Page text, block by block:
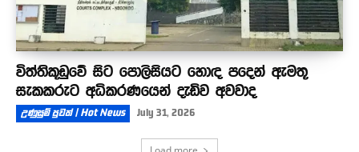
විත්තිකූඩුවේ සිට පොලිසියට හොඳ පදෙන් ඇමතූ
සැකකරුට අධිකරණයෙන් දැඩිව අවවාද
උණුසුම් පුවත් | Hot News July 31, 2026